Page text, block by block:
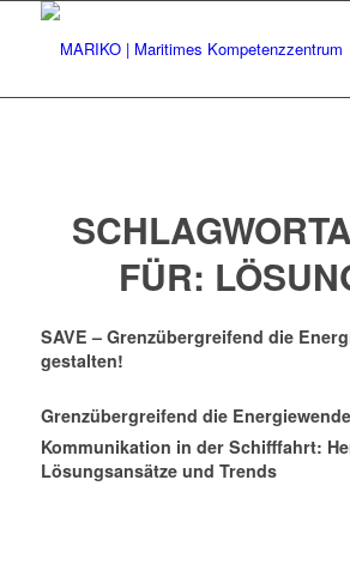
FÜR:
SAVE – Grenzübergreifend die
gestalten!
Grenzübergreifend die
Kommunikation in der Schifffahrt:
Lösungsansätze und Trends